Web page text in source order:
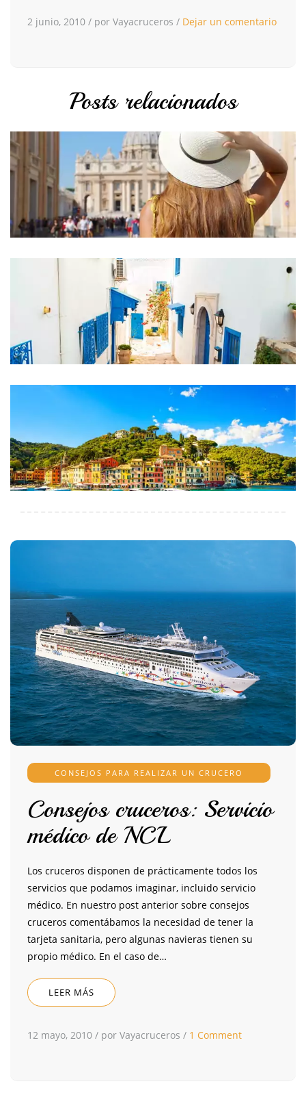
2 junio, 2010 / por Vayacruceros / Dejar un comentario
Posts relacionados
CONSEJOS PARA REALIZAR UN CRUCERO
Consejos cruceros: Servicio
médico de NCL
Los cruceros disponen de prácticamente todos los
servicios que podamos imaginar, incluido servicio
médico. En nuestro post anterior sobre consejos
cruceros comentábamos la necesidad de tener la
tarjeta sanitaria, pero algunas navieras tienen su
propio médico. En el caso de…
LEER MÁS
12 mayo, 2010 / por Vayacruceros / 1 Comment